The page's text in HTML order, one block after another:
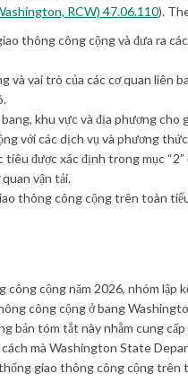
RCW) 47.06.110).
thông công cộng và đưa ra
và vai trò của các cơ quan liên
khu vực và địa phương cho
với các dịch vụ và phương
được xác định trong mục
vận tải.
thông công cộng trên toàn
cộng năm 2026, nhóm lập
công cộng ở bang
bản tóm tắt này nhằm cung
cách mà Washington State
giao thông công cộng trên